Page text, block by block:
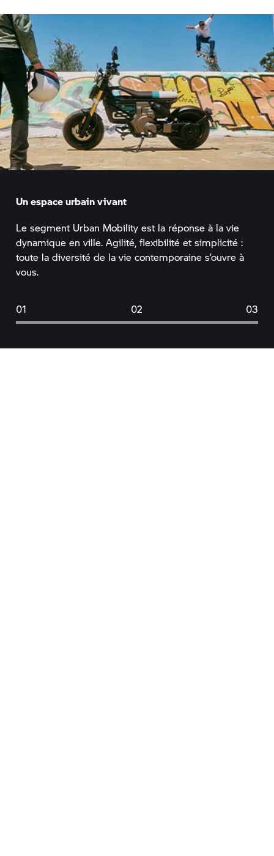
Un espace urbain vivant
Le segment Urban Mobility est la réponse à la vie
dynamique en ville. Agilité, flexibilité et simplicité :
toute la diversité de la vie contemporaine s’ouvre à
vous.
01 02 03